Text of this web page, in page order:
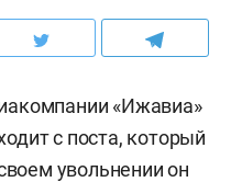
«Ижавиа»
с поста, который
увольнении он